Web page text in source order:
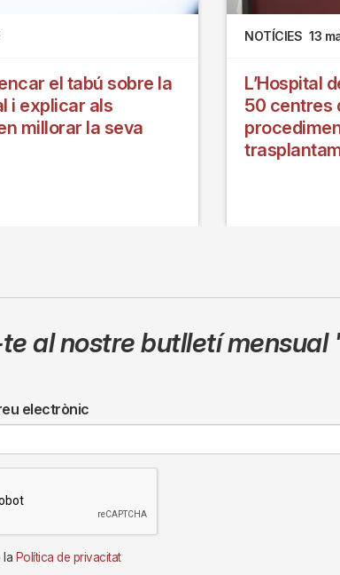
el tabú sobre la
i explicar als
millorar la seva
NOTÍCIES 13
L’Hospital
50 centres
al nostre butlletí mensual
electrònic
la Política de privacitat